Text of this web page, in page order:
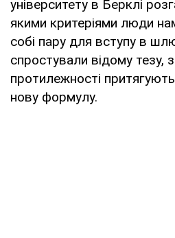
університету в Берклі
якими критеріями люди
собі пару для вступу в
спростували відому тезу,
протилежності
нову формулу.